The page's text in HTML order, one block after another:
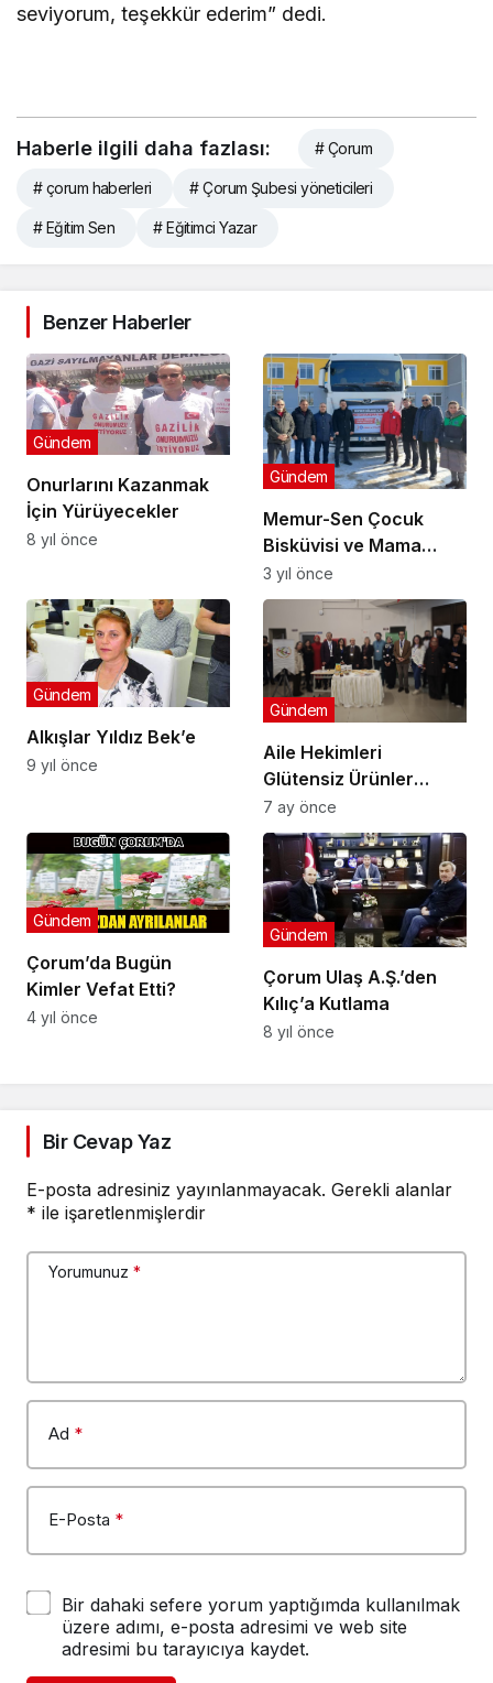
seviyorum, teşekkür ederim” dedi.
Haberle ilgili daha fazlası: # Çorum
# çorum haberleri # Çorum Şubesi yöneticileri
# Eğitim Sen # Eğitimci Yazar
Benzer Haberler
Onurlarını Kazanmak
İçin Yürüyecekler
Gündem
8 yıl önce
Memur-Sen Çocuk
Bisküvisi ve Mama
Gönderdi
Gündem
3 yıl önce
Alkışlar Yıldız Bek’e
Gündem
9 yıl önce
Aile Hekimleri
Glütensiz Ürünler
Atölyesinde
Gündem
7 ay önce
Çorum’da Bugün
Kimler Vefat Etti?
Gündem
4 yıl önce
Çorum Ulaş A.Ş.’den
Kılıç’a Kutlama
Gündem
8 yıl önce
Bir Cevap Yaz
E-posta adresiniz yayınlanmayacak. Gerekli alanlar
* ile işaretlenmişlerdir
Yorumunuz *
Ad *
E-Posta *
Bir dahaki sefere yorum yaptığımda kullanılmak
üzere adımı, e-posta adresimi ve web site
adresimi bu tarayıcıya kaydet.